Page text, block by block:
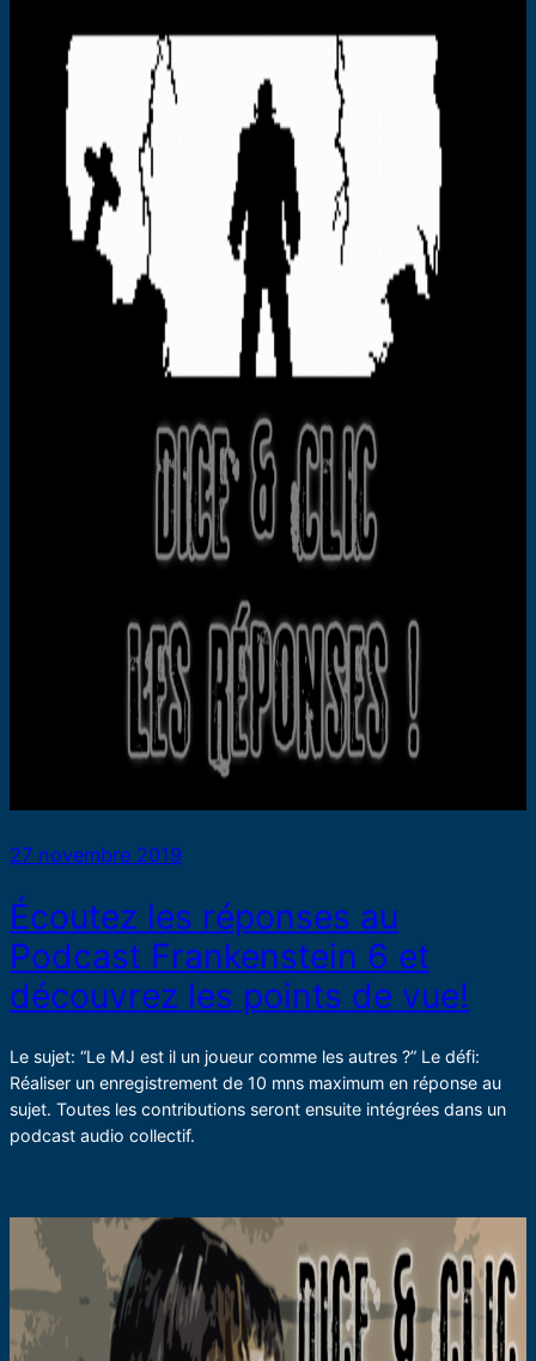
27 novembre 2019
Écoutez les réponses au
Podcast Frankenstein 6 et
découvrez les points de vue!
Le sujet: “Le MJ est il un joueur comme les autres ?” Le défi:
Réaliser un enregistrement de 10 mns maximum en réponse au
sujet. Toutes les contributions seront ensuite intégrées dans un
podcast audio collectif.